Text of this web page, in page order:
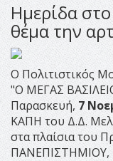
Ημερίδα
θέμα την
Ο Πολιτιστικός
"Ο ΜΕΓΑΣ
Παρασκευή, 7
ΚΑΠΗ του Δ.Δ.
στα πλαίσια του
ΠΑΝΕΠΙΣΤΗΜΙΟΥ,